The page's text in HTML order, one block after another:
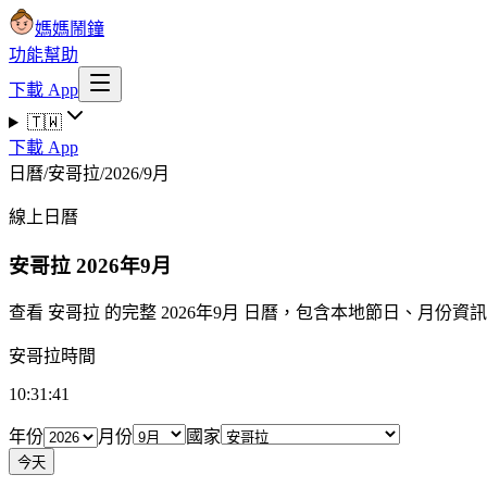
媽媽鬧鐘
功能幫助
下載 App
🇹🇼
下載 App
日曆/安哥拉/2026/9月
線上日曆
安哥拉 2026年9月
查看 安哥拉 的完整 2026年9月 日曆，包含本地節日、月份資
安哥拉時間
10:31:42
年份 月份 國家
今天